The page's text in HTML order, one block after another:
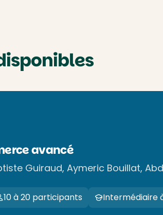
avancé
Guiraud, Aymeric Bouillat,
10 à 20 participants Intermédiaire